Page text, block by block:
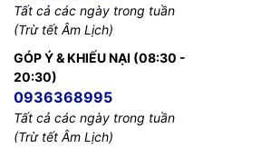
Number of
recommended
users
- 50
CPU
Default and
maximum
- Default 1 GB
Tất cả các ngày trong tuần
(Trừ tết Âm Lịch)
GÓP Ý & KHIẾU NẠI (08:30 -
20:30)
0936368995
Tất cả các ngày trong tuần
(Trừ tết Âm Lịch)